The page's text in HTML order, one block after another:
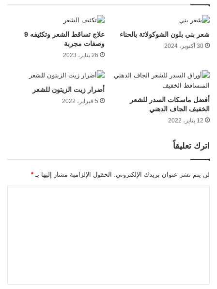
شعر بني بلون الشوكولاتة بالحناء
30 أكتوبر، 2024
علاج تساقط الشعر وتكثيفه 9
وصفات مجربة
26 يناير، 2023
أفضل ماسكات السدر للشعر
الخفيف الجاف الدهني
12 يناير، 2022
أضرار زيت الزيتون للشعر
5 فبراير، 2022
اترك تعليقاً
لن يتم نشر عنوان بريدك الإلكتروني. الحقول الإلزامية مشار إليها بـ *